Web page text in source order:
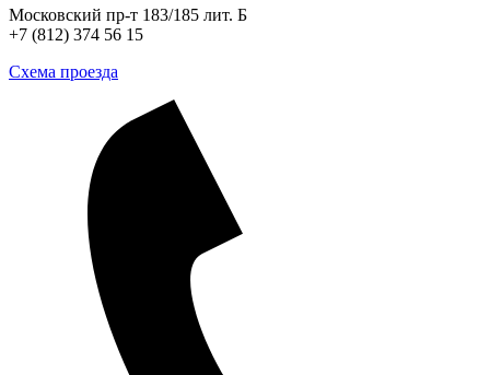
Московский пр-т 183/185 лит. Б
+7 (812) 374 56 15
Схема проезда